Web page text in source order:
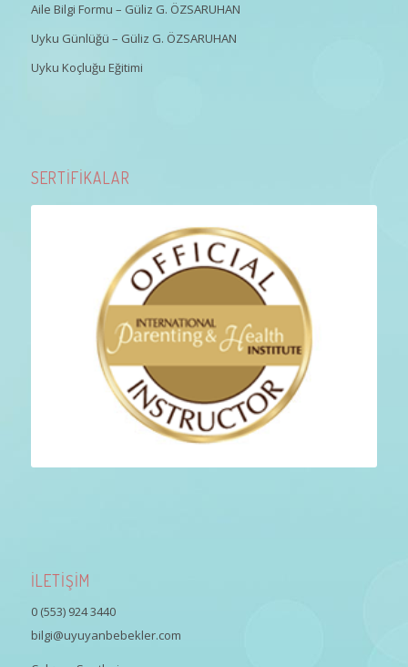
Aile Bilgi Formu – Güliz G. ÖZSARUHAN
Uyku Günlüğü – Güliz G. ÖZSARUHAN
Uyku Koçluğu Eğitimi
SERTİFİKALAR
İLETİŞİM
0 (553) 924 3440
bilgi@uyuyanbebekler.com